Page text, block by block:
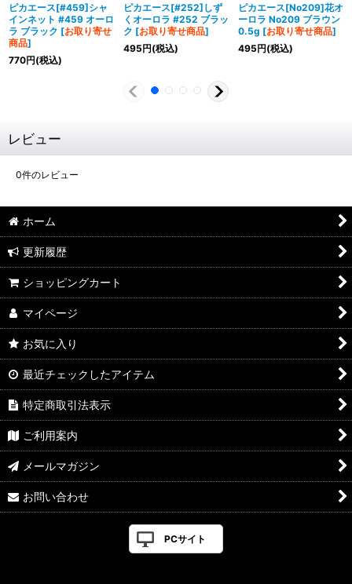
ピカエース[#459]シャ
インネット #459 オーロ
ラ ブラック [お取り寄せ
商品]
770円(税込)
ピカエース[#252]しず
くオーロラ #252 ブラッ
ク [お取り寄せ商品]
495円(税込)
ピカエース[No209]花オ
ーロラ No209 ブラウン
0.5g [お取り寄せ商品]
495円(税込)
レビュー
0件のレビュー
ホーム
更新履歴
ショッピングカート
マイページ
お気に入り
最近チェックしたアイテム
特定商取引法表示
ご利用案内
メールマガジン
お問い合わせ
PCサイト